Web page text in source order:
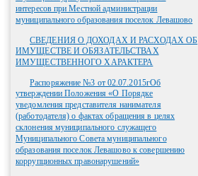
интересов при Местной администрации
муниципального образования поселок Левашово
СВЕДЕНИЯ О ДОХОДАХ И РАСХОДАХ ОБ
ИМУЩЕСТВЕ И ОБЯЗАТЕЛЬСТВАХ
ИМУЩЕСТВЕННОГО ХАРАКТЕРА
Распоряжение №3 от 02.07.2015гОб
утверждении Положения «О Порядке
уведомления представителя нанимателя
(работодателя) о фактах обращения в целях
склонения муниципального служащего
Муниципального Совета муниципального
образования поселок Левашово к совершению
коррупционных правонарушений»